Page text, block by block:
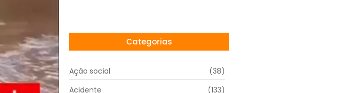
Categorias
Ação social
(38)
Acidente
(133)